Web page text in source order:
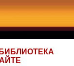
БИБЛИОТЕКА